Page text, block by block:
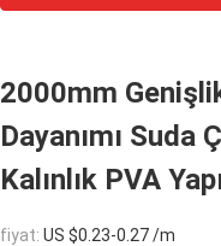
2000mm
Dayanımı Suda
Kalınlık PVA
fiyat: US $0.23-0.27 /m